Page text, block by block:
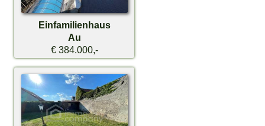
Einfamilienhaus
Au
€ 384.000,-